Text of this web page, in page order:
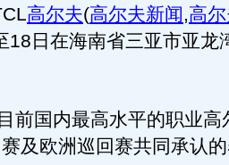
高尔夫(高尔夫新闻,高
18日在海南省三亚市亚龙
国内最高水平的职业高
及欧洲巡回赛共同承认